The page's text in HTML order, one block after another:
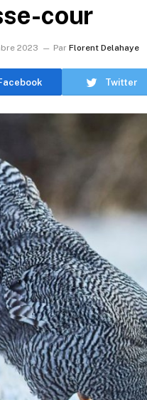
cour
2023 Par Florent Delahaye
Twitter